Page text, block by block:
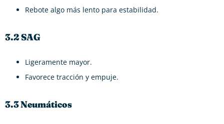
Rebote algo más lento para estabilidad.
3.2 SAG
Ligeramente mayor.
Favorece tracción y empuje.
3.3 Neumáticos